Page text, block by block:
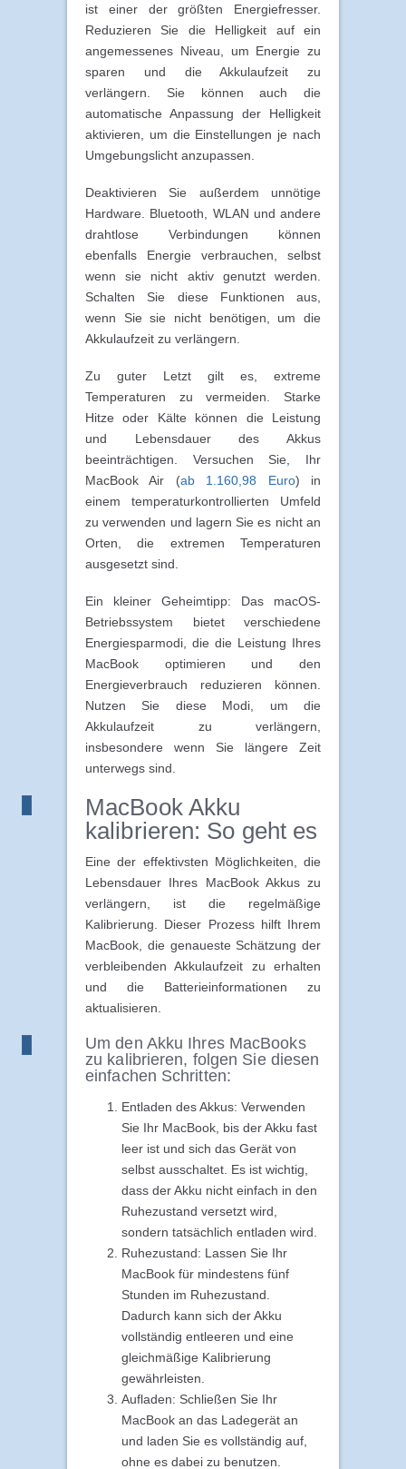
ist einer der größten Energiefresser.
Reduzieren Sie die Helligkeit auf ein
angemessenes Niveau, um Energie zu
sparen und die Akkulaufzeit zu
verlängern. Sie können auch die
automatische Anpassung der Helligkeit
aktivieren, um die Einstellungen je nach
Umgebungslicht anzupassen.
Deaktivieren Sie außerdem unnötige
Hardware. Bluetooth, WLAN und andere
drahtlose Verbindungen können
ebenfalls Energie verbrauchen, selbst
wenn sie nicht aktiv genutzt werden.
Schalten Sie diese Funktionen aus,
wenn Sie sie nicht benötigen, um die
Akkulaufzeit zu verlängern.
Zu guter Letzt gilt es, extreme
Temperaturen zu vermeiden. Starke
Hitze oder Kälte können die Leistung
und Lebensdauer des Akkus
beeinträchtigen. Versuchen Sie, Ihr
MacBook Air (ab 1.160,98 Euro) in
einem temperaturkontrollierten Umfeld
zu verwenden und lagern Sie es nicht an
Orten, die extremen Temperaturen
ausgesetzt sind.
Ein kleiner Geheimtipp: Das macOS-
Betriebssystem bietet verschiedene
Energiesparmodi, die die Leistung Ihres
MacBook optimieren und den
Energieverbrauch reduzieren können.
Nutzen Sie diese Modi, um die
Akkulaufzeit zu verlängern,
insbesondere wenn Sie längere Zeit
unterwegs sind.
MacBook Akku
kalibrieren: So geht es
Eine der effektivsten Möglichkeiten, die
Lebensdauer Ihres MacBook Akkus zu
verlängern, ist die regelmäßige
Kalibrierung. Dieser Prozess hilft Ihrem
MacBook, die genaueste Schätzung der
verbleibenden Akkulaufzeit zu erhalten
und die Batterieinformationen zu
aktualisieren.
Um den Akku Ihres MacBooks
zu kalibrieren, folgen Sie diesen
einfachen Schritten:
Entladen des Akkus: Verwenden
Sie Ihr MacBook, bis der Akku fast
leer ist und sich das Gerät von
selbst ausschaltet. Es ist wichtig,
dass der Akku nicht einfach in den
Ruhezustand versetzt wird,
sondern tatsächlich entladen wird.
Ruhezustand: Lassen Sie Ihr
MacBook für mindestens fünf
Stunden im Ruhezustand.
Dadurch kann sich der Akku
vollständig entleeren und eine
gleichmäßige Kalibrierung
gewährleisten.
Aufladen: Schließen Sie Ihr
MacBook an das Ladegerät an
und laden Sie es vollständig auf,
ohne es dabei zu benutzen.